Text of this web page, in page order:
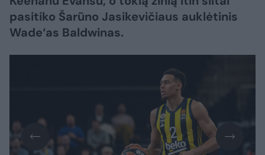
pasitiko Šarūno Jasikevičiaus auklėtinis
Wade‘as Baldwinas.